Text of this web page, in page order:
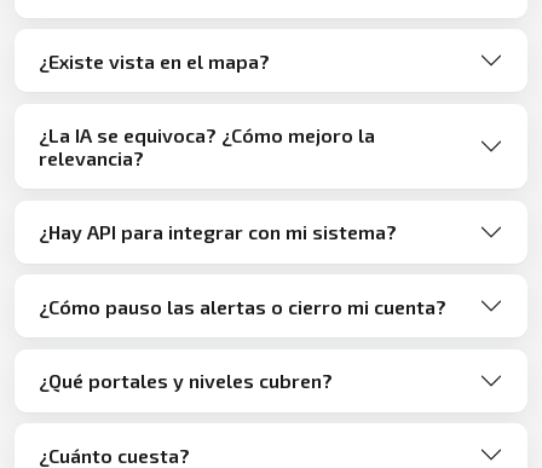
¿Existe vista en el mapa?
¿La IA se equivoca? ¿Cómo mejoro la
relevancia?
¿Hay API para integrar con mi sistema?
¿Cómo pauso las alertas o cierro mi cuenta?
¿Qué portales y niveles cubren?
¿Cuánto cuesta?